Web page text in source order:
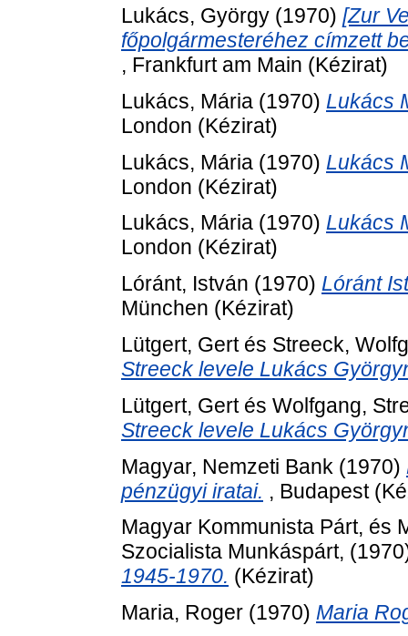
Lukács, György (1970) [Zur
főpolgármesteréhez címzett
, Frankfurt am Main (Kézirat)
Lukács, Mária (1970) Lukács
London (Kézirat)
Lukács, Mária (1970) Lukács
London (Kézirat)
Lukács, Mária (1970) Lukács
London (Kézirat)
Lóránt, István (1970) Lóránt
München (Kézirat)
Lütgert, Gertés Streeck,
Streeck levele Lukács
Lütgert, Gertés Wolfgang,
Streeck levele Lukács
Magyar, Nemzeti Bank (1970)
pénzügyi iratai. , Budapest
Magyar Kommunista Párt, és
Szocialista Munkáspárt,
1945-1970. (Kézirat)
Maria, Roger (1970) Maria